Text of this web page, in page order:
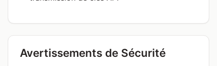
Avertissements de Sécurité